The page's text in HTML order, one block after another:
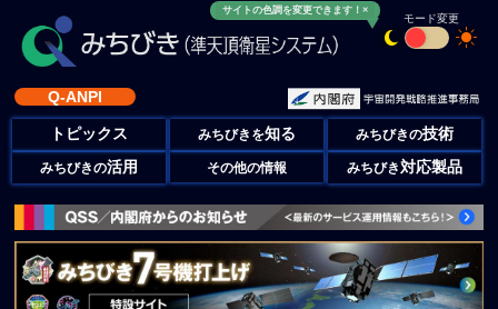
サイトの色調を変更できます！×
モード変更
Q-ANPI
トピックス みちびきを知る みちびきの技術
みちびきの活用 その他の情報 みちびき対応製品